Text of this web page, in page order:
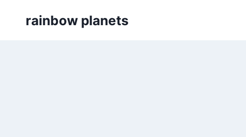
rainbow planets